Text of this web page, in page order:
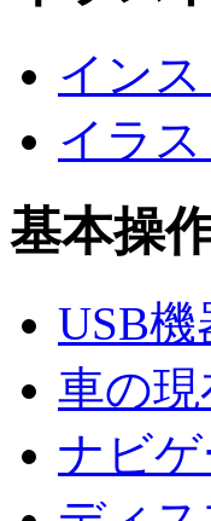
イン
イラ
基本操
USB
車の
ナビ